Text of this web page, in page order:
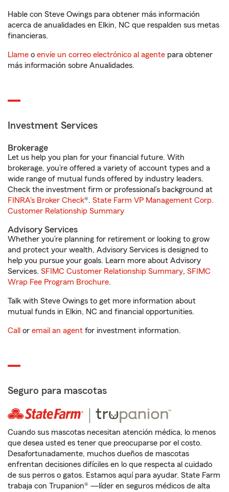
Hable con Steve Owings para obtener más información
acerca de anualidades en Elkin, NC que respalden sus metas
financieras.
Llame o envíe un correo electrónico al agente para obtener
más información sobre Anualidades.
Investment Services
Brokerage
Let us help you plan for your financial future. With
brokerage, you’re offered a variety of account types and a
wide range of mutual funds offered by industry leaders.
Check the investment firm or professional’s background at
FINRA's Broker Check®. State Farm VP Management Corp.
Customer Relationship Summary
Advisory Services
Whether you’re planning for retirement or looking to grow
and protect your wealth, Advisory Services is designed to
help you pursue your goals. Learn more about Advisory
Services. SFIMC Customer Relationship Summary, SFIMC
Wrap Fee Program Brochure.
Talk with Steve Owings to get more information about
mutual funds in Elkin, NC and financial opportunities.
Call or email an agent for investment information.
Seguro para mascotas
Cuando sus mascotas necesitan atención médica, lo menos
que desea usted es tener que preocuparse por el costo.
Desafortunadamente, muchos dueños de mascotas
enfrentan decisiones difíciles en lo que respecta al cuidado
de sus perros o gatos. Estamos aquí para ayudar. State Farm
trabaja con Trupanion® —líder en seguros médicos de alta